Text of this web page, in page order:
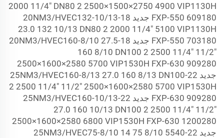
2000 11/4" DN80 2 2500×1500×2750 4900 VIP1130H
FXP-550 609180 جديد 18-20NM3/HVEC132-10/13
23.0 132 10/13 DN80 2 2000 11/4" 5100 VIP1130H
FXP-550 703180 جديد 18-20NM3/HVEC160-8/10 27.5
160 8/10 DN100 2 2500 11/4" 11/2"
2500×1600×2580 5700 VIP1530H FXP-630 909280
جديد 22-25NM3/HVEC160-8/13 27.0 160 8/13 DN100
2 2500 11/4" 11/2" 2500×1600×2580 5700 VIP1530H
FXP-630 909280 جديد 22-25NM3/HVEC160-10/13
27.0 160 10/13 DN100 2 2500 11/4" 11/2"
2500×1600×2580 6800 VIP1530H FXP-630 1200280
جديد 22-25NM3/HVEC75-8/10 14 75 8/10 5540